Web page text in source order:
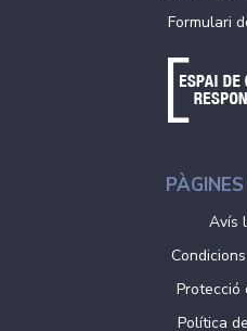
Formulari
Avís
Protecció
Política